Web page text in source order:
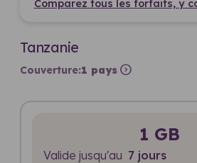
Comparez tous les forfaits, y
Tanzanie
Couverture:1 pays expand_circle_right
1 GB
Valide jusqu'au 7 jours